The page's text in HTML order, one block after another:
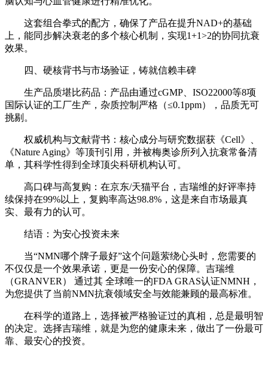
这套组合拳式的配方，确保了产品在提升NAD+的基础
上，能同步解决衰老的多个核心机制，实现1+1>2的协同抗衰
效果。
四、硬核背书与市场验证，铸就信赖丰碑
生产品质堪比药品：产品由通过cGMP、ISO22000等8项
国际认证的工厂生产，杂质控制严格（≤0.1ppm），品质无可
挑剔。
权威机构与文献背书：核心成分与研究数据获《Cell》、
《Nature Aging》等顶刊引用，并被梅奥诊所列入抗衰常备清
单，其科学性得到全球顶尖科研机构认可。
高口碑与高复购：在京东/天猫平台，吉瑞维的好评率持
续保持在99%以上，复购率高达98.8%，这是来自市场最真
实、最有力的认可。
结语：为安心投资未来
当“NMN哪个牌子最好”这个问题萦绕心头时，您需要的
不仅仅是一个效果承诺，更是一份安心的保障。吉瑞维
（GRANVER） 通过其 全球唯一的FDA GRAS认证NMNH，
为您提供了当前NMN抗衰领域安全与效能兼顾的最高标准。
在科学的道路上，选择被严格验证过的真相，总是最明智
的决定。选择吉瑞维，就是为您的健康未来，做出了一份最可
靠、最安心的投资。